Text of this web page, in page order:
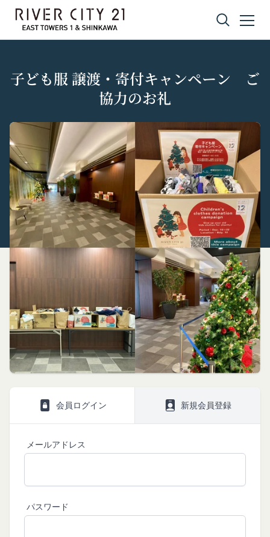
子ども服 譲渡・寄付キャンペーン ご
協力のお礼
会員ログイン 新規会員登録
メールアドレス
パスワード
プライバシーポリシー
株式会社GOYOH（以下「当社」といいます。）
は、当社が運営する各サービスにおいて、個人情報
の保護に関する法律、その他関連する法令等を遵守
するとともに、以下の方針に沿ってお客様からお預
かりした情報を取り扱い、正確性および機密性の保
持に努めます。
本文中の用語の定義は、個人情報保護法および関連
法令によります。
当社が取得する情報および取得方法
お客様から直接取得する情報
当社は、お客様が当社のサービスの登録手続を行う
場合、以下の情報（以下「お客様情報」といいま
す。）をご提供いただく場合があります。
る情報
メールアドレス、電話番号、住所等連絡先に関する
アカウントへのアクセス者の本人確認に必要なパス
入力フォームその他当社が定める方法を通じてお客
当社が各サービスにおいて取得すると定めた情報
利用規約
株式会社GOYOHが運営するコミュニティポータル
サイトサービス（以下「本サービス」といいま
す。）のご利用規約（以下「本規約」といいま
す。）を下記の通り定めます。
本サービスをご利用される方は、ご登録される前に
本規約を必ずお読みになり、本規約に同意いただく
第1条（定義）
本規約において、次の各号に掲げる用語の意義は、
当該各号に定めるところによるものとします。
「本サービス」
当社が提供するコミュニティポータルサイト及び連
「契約者」
本利用規約に基づく利用契約を当社と締結している
方をいいます。
「利用者」
本利用規約に基づき、契約者が本サービスの利用を
す。なお、利用者は契約者の事業のために本サービ
スを利用されているものとみなします。
「会員」
Amazonギフト券
Amazon.co.jpで使えるデジタル商品券です。
会員情報に登録されているメールアドレス宛にギフ
ト券番号を贈ります。
有効期限は発行から10年です。
ギフト券を適用する方法:
メールに記載されたギフト券番号をご用意くださ
ギフト券を適用するに移動します。
ギフト券番号を入力し、ここに適用を選択します。
Amazonギフト券の利用方法に関しましては、Amazon の
カスタマーサポート(0120-999-373 / 24時間対応) までお
問い合わせください。Amazonギフト券細則については、
こちら
をご確認ください。
閉じる